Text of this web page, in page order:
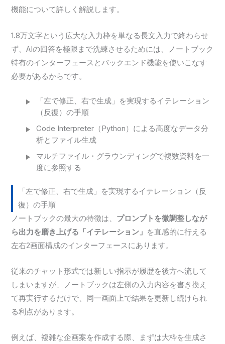
機能について詳しく解説します。
1.8万文字という広大な入力枠を単なる長文入力で終わらせ
ず、AIの回答を極限まで洗練させるためには、ノートブック
特有のインターフェースとバックエンド機能を使いこなす
必要があるからです。
「左で修正、右で生成」を実現するイテレーション
（反復）の手順
Code Interpreter（Python）による高度なデータ分
析とファイル生成
マルチファイル・グラウンディングで複数資料を一
度に参照する
「左で修正、右で生成」を実現するイテレーション（反
復）の手順
ノートブックの最大の特徴は、 プロンプトを微調整しなが
ら出力を磨き上げる「イテレーション」 を直感的に行える
左右2画面構成のインターフェースにあります。
従来のチャット形式では新しい指示が履歴を後方へ流して
しまいますが、ノートブックは左側の入力内容を書き換え
て再実行するだけで、同一画面上で結果を更新し続けられ
る利点があります。
例えば、複雑な企画案を作成する際、まずは大枠を生成さ